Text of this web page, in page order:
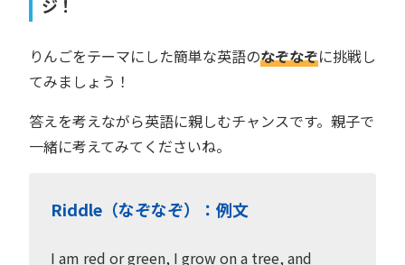
ジ！
りんごをテーマにした簡単な英語のなぞなぞに挑戦し
てみましょう！
答えを考えながら英語に親しむチャンスです。親子で
一緒に考えてみてくださいね。
Riddle（なぞなぞ）：例文
I am red or green, I grow on a tree, and